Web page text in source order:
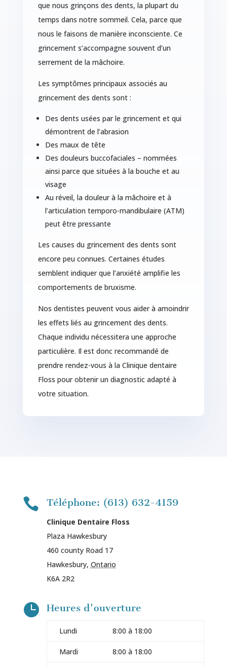
que nous grinçons des dents, la plupart du
temps dans notre sommeil. Cela, parce que
nous le faisons de manière inconsciente. Ce
grincement s’accompagne souvent d’un
serrement de la mâchoire.
Les symptômes principaux associés au
grincement des dents sont :
Des dents usées par le grincement et qui
démontrent de l’abrasion
Des maux de tête
Des douleurs buccofaciales – nommées
ainsi parce que situées à la bouche et au
visage
Au réveil, la douleur à la mâchoire et à
l’articulation temporo-mandibulaire (ATM)
peut être pressante
Les causes du grincement des dents sont
encore peu connues. Certaines études
semblent indiquer que l’anxiété amplifie les
comportements de bruxisme.
Nos dentistes peuvent vous aider à amoindrir
les effets liés au grincement des dents.
Chaque individu nécessitera une approche
particulière. Il est donc recommandé de
prendre rendez-vous à la Clinique dentaire
Floss pour obtenir un diagnostic adapté à
votre situation.
 Téléphone: (613) 632-4159
Clinique Dentaire Floss
Plaza Hawkesbury
460 county Road 17
Hawkesbury, Ontario
K6A 2R2
 Heures d'ouverture
Lundi 8:00 à 18:00
Mardi 8:00 à 18:00